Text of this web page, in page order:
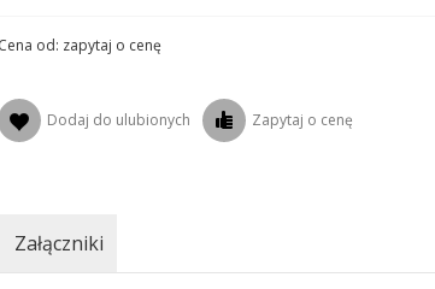
Cena od: zapytaj o cenę
Dodaj do ulubionych Zapytaj o cenę
Załączniki